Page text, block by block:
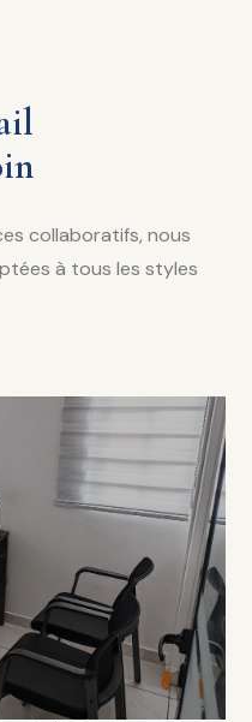
collaboratifs, nous
à tous les styles